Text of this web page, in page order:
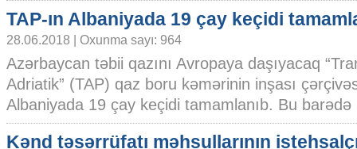
TAP-ın Albaniyada 19 çay keçidi
28.06.2018 | Oxunma sayı: 964
Azərbaycan təbii qazını Avropaya daşıyacaq
Adriatik” (TAP) qaz boru kəmərinin inşası
Albaniyada 19 çay keçidi tamamlanıb. Bu
Kənd təsərrüfatı məhsullarının